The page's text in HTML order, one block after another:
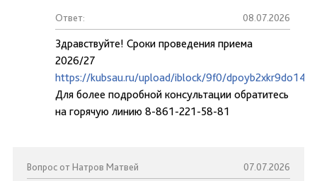
Ответ: 08.07.2026
Здравствуйте! Сроки проведения приема
2026/27
https://kubsau.ru/upload/iblock/9f0/
Для более подробной консультации обратитесь
на горячую линию 8-861-221-58-81
Вопрос от Натров Матвей 07.07.2026